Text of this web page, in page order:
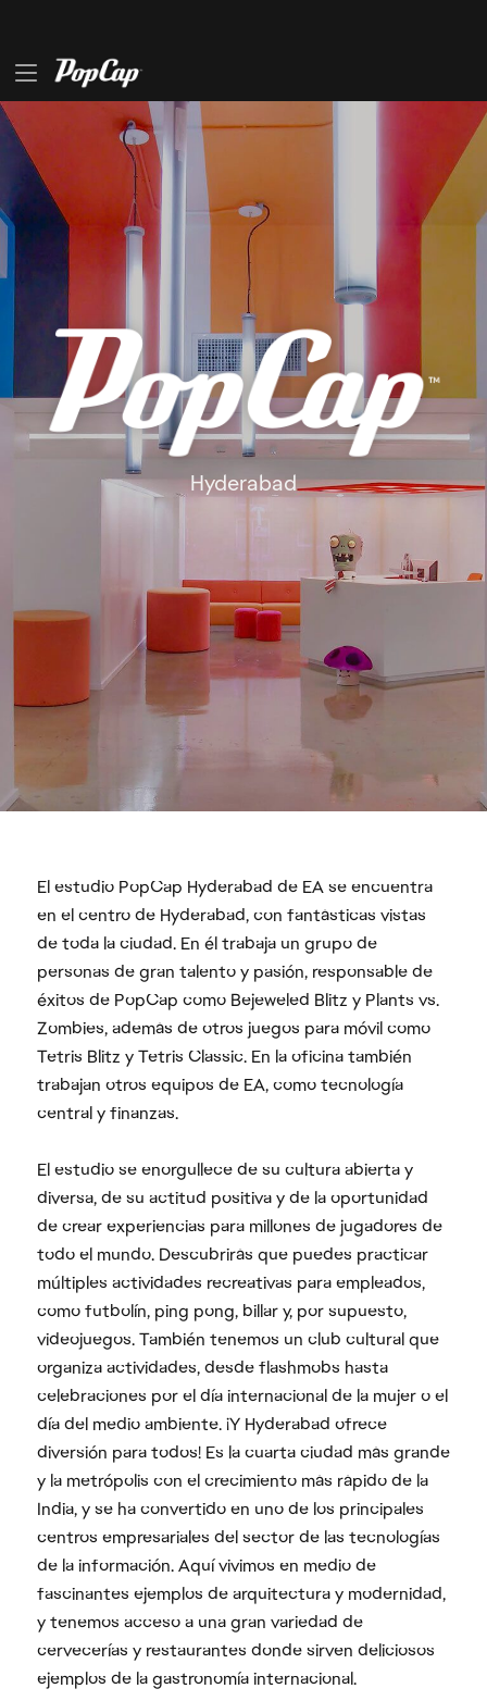
El estudio PopCap Hyderabad de EA se encuentra
en el centro de Hyderabad, con fantásticas vistas
de toda la ciudad. En él trabaja un grupo de
personas de gran talento y pasión, responsable de
éxitos de PopCap como Bejeweled Blitz y Plants vs.
Zombies, además de otros juegos para móvil como
Tetris Blitz y Tetris Classic. En la oficina también
trabajan otros equipos de EA, como tecnología
central y finanzas.
El estudio se enorgullece de su cultura abierta y
diversa, de su actitud positiva y de la oportunidad
de crear experiencias para millones de jugadores de
todo el mundo. Descubrirás que puedes practicar
múltiples actividades recreativas para empleados,
como futbolín, ping pong, billar y, por supuesto,
videojuegos. También tenemos un club cultural que
organiza actividades, desde flashmobs hasta
celebraciones por el día internacional de la mujer o el
día del medio ambiente. ¡Y Hyderabad ofrece
diversión para todos! Es la cuarta ciudad más grande
y la metrópolis con el crecimiento más rápido de la
India, y se ha convertido en uno de los principales
centros empresariales del sector de las tecnologías
de la información. Aquí vivimos en medio de
fascinantes ejemplos de arquitectura y modernidad,
y tenemos acceso a una gran variedad de
cervecerías y restaurantes donde sirven deliciosos
ejemplos de la gastronomía internacional.